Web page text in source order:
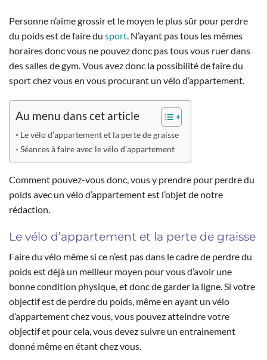
Personne n’aime grossir et le moyen le plus sûr pour perdre
du poids est de faire du sport. N’ayant pas tous les mêmes
horaires donc vous ne pouvez donc pas tous vous ruer dans
des salles de gym. Vous avez donc la possibilité de faire du
sport chez vous en vous procurant un vélo d’appartement.
Au menu dans cet article
Le vélo d’appartement et la perte de graisse
Séances à faire avec le vélo d’appartement
Comment pouvez-vous donc, vous y prendre pour perdre du
poids avec un vélo d’appartement est l’objet de notre
rédaction.
Le vélo d’appartement et la perte de graisse
Faire du vélo même si ce n’est pas dans le cadre de perdre du
poids est déjà un meilleur moyen pour vous d’avoir une
bonne condition physique, et donc de garder la ligne. Si votre
objectif est de perdre du poids, même en ayant un vélo
d’appartement chez vous, vous pouvez atteindre votre
objectif et pour cela, vous devez suivre un entrainement
donné même en étant chez vous.